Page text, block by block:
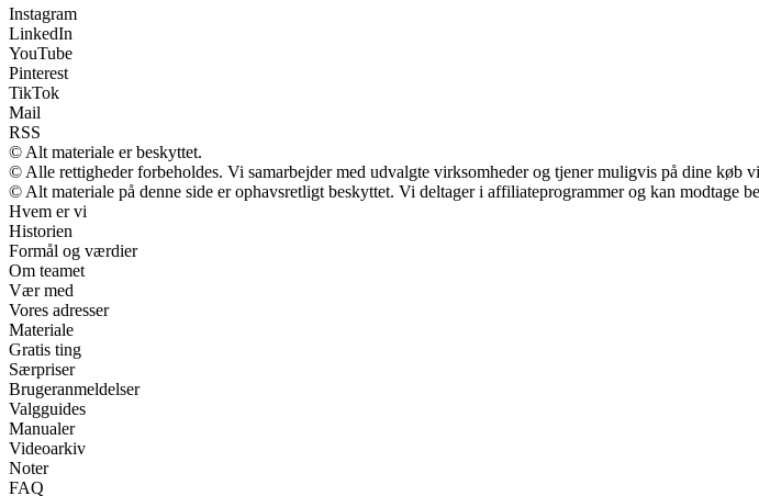
Instagram
LinkedIn
YouTube
Pinterest
TikTok
Mail
RSS
© Alt materiale er beskyttet.
© Alle rettigheder forbeholdes. Vi samarbejder med udvalgte virksomheder og tjener muligvis på dine køb
© Alt materiale på denne side er ophavsretligt beskyttet. Vi deltager i affiliateprogrammer og kan modtage
Hvem er vi
Historien
Formål og værdier
Om teamet
Vær med
Vores adresser
Materiale
Gratis ting
Særpriser
Brugeranmeldelser
Valgguides
Manualer
Videoarkiv
Noter
FAQ